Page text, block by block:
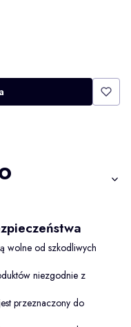
wolne od szkodliwych
niezgodnie z
przeznaczony do